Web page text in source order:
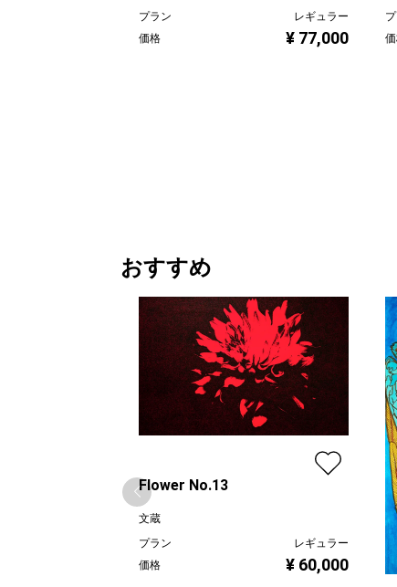
プラン
レギュラー
価格
¥ 77,000
おすすめ
Flower No.13
文蔵
プラン
レギュラー
価格
¥ 60,000